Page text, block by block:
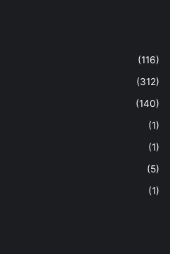
(116)
(312)
(140)
(1)
(1)
(5)
(1)